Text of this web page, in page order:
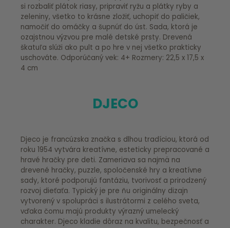
si rozbaliť plátok riasy, pripraviť ryžu a plátky ryby a
zeleniny, všetko to krásne zložiť, uchopiť do paličiek,
namočiť do omáčky a šupnúť do úst. Sada, ktorá je
ozajstnou výzvou pre malé detské prsty. Drevená
škatuľa slúži ako pult a po hre v nej všetko prakticky
uschováte. Odporúčaný vek: 4+ Rozmery: 22,5 x 17,5 x
4 cm
DJECO
Djeco je francúzska značka s dlhou tradíciou, ktorá od
roku 1954 vytvára kreatívne, esteticky prepracované a
hravé hračky pre deti. Zameriava sa najmä na
drevené hračky, puzzle, spoločenské hry a kreatívne
sady, ktoré podporujú fantáziu, tvorivosť a prirodzený
rozvoj dieťaťa. Typický je pre ňu originálny dizajn
vytvorený v spolupráci s ilustrátormi z celého sveta,
vďaka čomu majú produkty výrazný umelecký
charakter. Djeco kladie dôraz na kvalitu, bezpečnosť a